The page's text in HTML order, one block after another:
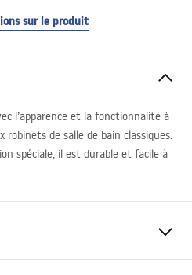
sur le produit
l’apparence et la fonctionnalité à
de salle de bain classiques.
spéciale, il est durable et facile à